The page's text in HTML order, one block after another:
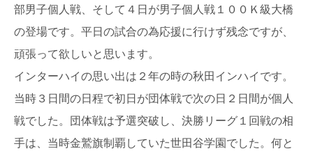
部男子個人戦、そして４日が男子個人戦１００Ｋ級大橋
の登場です。平日の試合の為応援に行けず残念ですが、
頑張って欲しいと思います。
インターハイの思い出は２年の時の秋田インハイです。
当時３日間の日程で初日が団体戦で次の日２日間が個人
戦でした。団体戦は予選突破し、決勝リーグ１回戦の相
手は、当時金鷲旗制覇していた世田谷学園でした。何と
写真集